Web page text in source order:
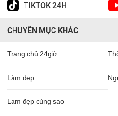
TIKTOK 24H
CHUYÊN MỤC KHÁC
Trang chủ 24giờ
Làm đẹp
Làm đẹp cùng sao